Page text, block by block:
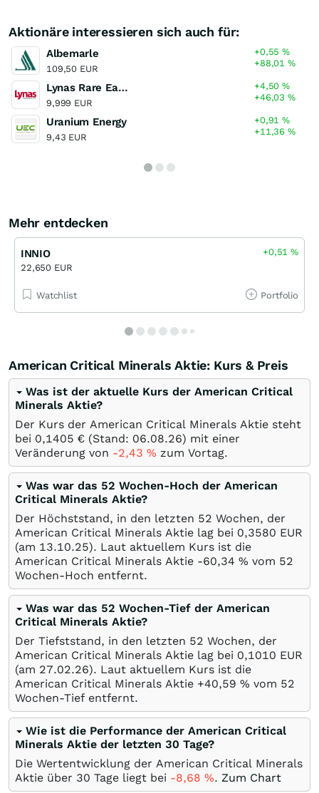
Aktionäre interessieren sich auch für:
Albemarle
109,50 EUR
+0,55%
+88,01%
Lynas Rare Earths
9,999 EUR
+4,50%
+46,03%
Uranium Energy
9,43 EUR
+0,91%
+11,36%
Mehr entdecken
INNIO
22,650 EUR
+0,51%
Watchlist Portfolio
American Critical Minerals Aktie: Kurs & Preis
Was ist der aktuelle Kurs der American Critical
Minerals Aktie?
Der Kurs der American Critical Minerals Aktie steht
bei 0,1405 € (Stand: 06.08.26) mit einer
Veränderung von -2,43 % zum Vortag.
Was war das 52 Wochen-Hoch der American
Critical Minerals Aktie?
Der Höchststand, in den letzten 52 Wochen, der
American Critical Minerals Aktie lag bei 0,3580 EUR
(am 13.10.25). Laut aktuellem Kurs ist die
American Critical Minerals Aktie -60,34 % vom 52
Wochen-Hoch entfernt.
Was war das 52 Wochen-Tief der American
Critical Minerals Aktie?
Der Tiefststand, in den letzten 52 Wochen, der
American Critical Minerals Aktie lag bei 0,1010 EUR
(am 27.02.26). Laut aktuellem Kurs ist die
American Critical Minerals Aktie +40,59 % vom 52
Wochen-Tief entfernt.
Wie ist die Performance der American Critical
Minerals Aktie der letzten 30 Tage?
Die Wertentwicklung der American Critical Minerals
Aktie über 30 Tage liegt bei -8,68 %. Zum Chart